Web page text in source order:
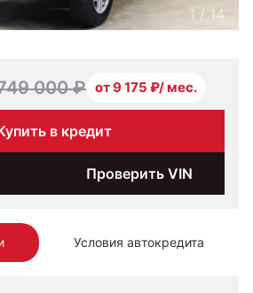
Условия автокредита
1 / 14
000 ₽ от 9 175 ₽/ мес.
в кредит
Проверить VIN